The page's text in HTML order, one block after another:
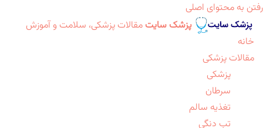
رفتن به محتوای اصلی
پزشک سایت مقالات پزشکی، سلامت و آموزش
خانه
مقالات پزشکی
پزشکی
سرطان
تغذیه سالم
تب دنگی